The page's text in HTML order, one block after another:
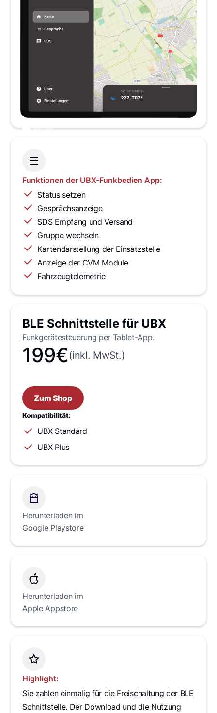
Funktionen der UBX-Funkbedien App:
Status setzen
Gesprächsanzeige
SDS Empfang und Versand
Gruppe wechseln
Kartendarstellung der Einsatzstelle
Anzeige der CVM Module
Fahrzeugtelemetrie
BLE Schnittstelle für UBX
Funkgerätesteuerung per Tablet-App.
199€(inkl. MwSt.)
Zum Shop
Kompatibilität:
UBX Standard
UBX Plus
Herunterladen im
Google Playstore
Herunterladen im
Apple Appstore
Highlight:
Sie zahlen einmalig für die Freischaltung der BLE
Schnittstelle. Der Download und die Nutzung